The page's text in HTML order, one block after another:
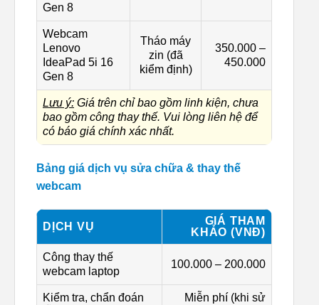
Gen 8
Webcam
Lenovo
IdeaPad 5i 16
Gen 8
Tháo máy
zin (đã
kiểm định)
350.000 –
450.000
Lưu ý: Giá trên chỉ bao gồm linh kiện, chưa
bao gồm công thay thế. Vui lòng liên hệ để
có báo giá chính xác nhất.
Bảng giá dịch vụ sửa chữa & thay thế
webcam
DỊCH VỤ
GIÁ THAM
KHẢO (VNĐ)
Công thay thế
webcam laptop
100.000 – 200.000
Kiểm tra, chẩn đoán
Miễn phí (khi sử